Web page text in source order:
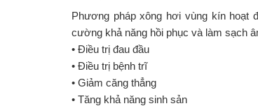
Phương pháp xông hơi vùng kín hoạt
cường khả năng hồi phục và làm sạch
• Điều trị đau đầu
• Điều trị bệnh trĩ
• Giảm căng thẳng
• Tăng khả năng sinh sản